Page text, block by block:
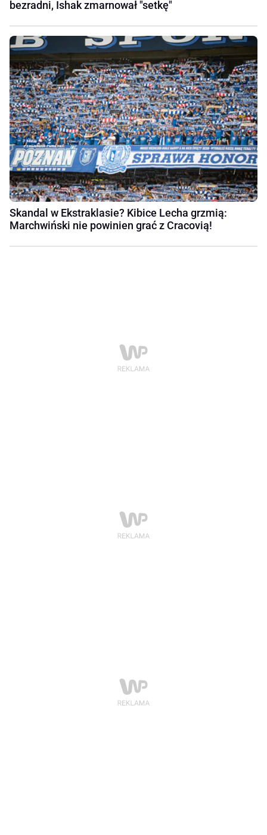
bezradni, Ishak zmarnował "setkę"
Skandal w Ekstraklasie? Kibice Lecha grzmią:
Marchwiński nie powinien grać z Cracovią!